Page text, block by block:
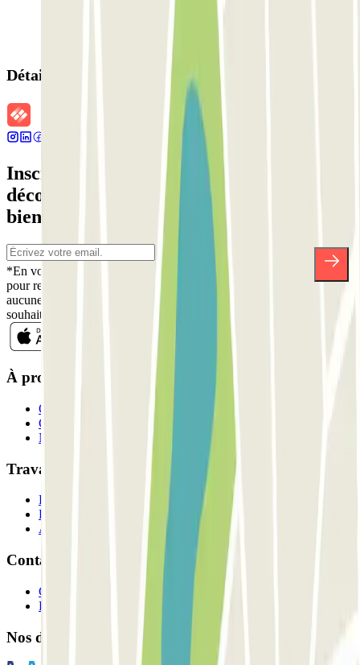
Détails de la réservation
Inscrivez-vous à notre newsletter et
découvrez des réductions, des concours et
bien d'autres surprises.
*En vous inscrivant, vous acceptez notre politique de confidentialité
pour recevoir des communications commerciales de Parclick. Sans
aucune obligation, vous pouvez vous désinscrire quand vous le
souhaitez dans la même newsletter.
À propos de Parclick
Qui sommes-nous ?
Comment ça marche?
Nos parkings
Travaillons ensemble?
Professionnels
Fournisseur de parking
Affiliés
Contact
Contactez-nous
FAQ
Nos différents modes de paiement: